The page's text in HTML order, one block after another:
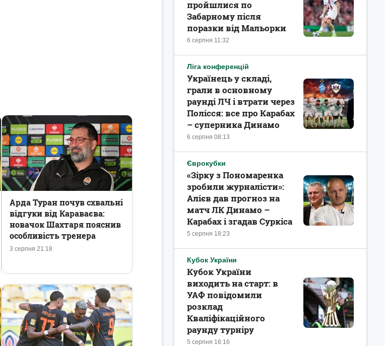
3 серпня 21:18
Арда Туран почув схвальні
відгуки від Караваєва:
новачок Шахтаря пояснив
особливість тренера
6 серпня 11:32
пройшлися по
Забарному після
поразки від Мальорки
Ліга конференцій
6 серпня 08:13
Українець у складі,
грали в основному
раунді ЛЧ і втрати через
Полісся: все про Карабах
– суперника Динамо
Єврокубки
5 серпня 18:23
«Зірку з Пономаренка
зробили журналісти»:
Алієв дав прогноз на
матч ЛК Динамо –
Карабах і згадав Суркіса
Кубок України
5 серпня 16:16
Кубок України
виходить на старт: в
УАФ повідомили
розклад
Кваліфікаційного
раунду турніру